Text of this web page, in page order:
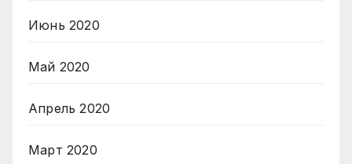
Июнь 2020
Май 2020
Апрель 2020
Март 2020